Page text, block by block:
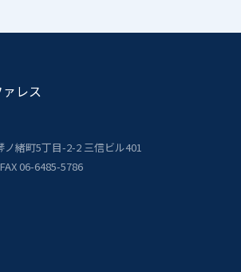
緒町5丁目-2-2 三信ビル401
06-6485-5786